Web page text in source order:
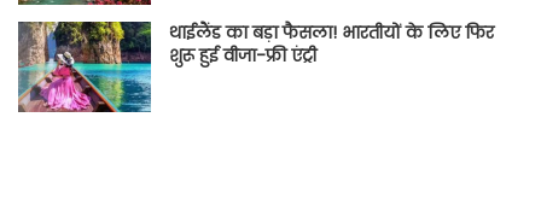
थाईलैंड का बड़ा फैसला! भारतीयों के लिए फिर
शुरू हुई वीजा-फ्री एंट्री